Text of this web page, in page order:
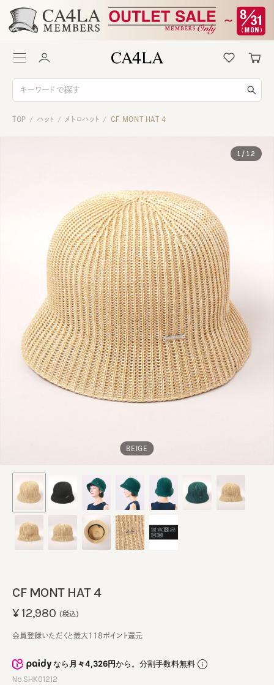
TOP / ハット / メトロハット / CF MONT HAT 4
BEIGE
1 / 12
CF MONT HAT 4
なら月々4,326円から。分割手数料無料
No.SHK01212
¥12,980 (税込)
会員登録いただくと最大118ポイント還元